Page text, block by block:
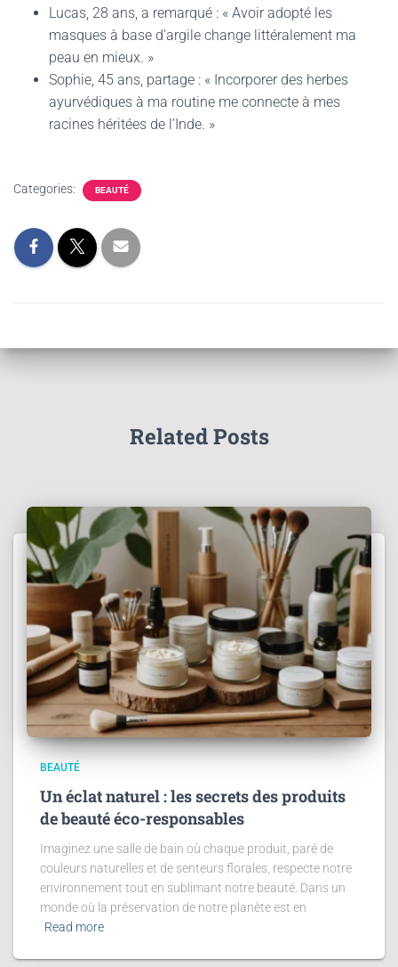
Lucas, 28 ans, a remarqué : « Avoir adopté les
masques à base d’argile change littéralement ma
peau en mieux. »
Sophie, 45 ans, partage : « Incorporer des herbes
ayurvédiques à ma routine me connecte à mes
racines héritées de l’Inde. »
Categories: BEAUTÉ
Related Posts
BEAUTÉ
Un éclat naturel : les secrets des produits
de beauté éco-responsables
Imaginez une salle de bain où chaque produit, paré de
couleurs naturelles et de senteurs florales, respecte notre
environnement tout en sublimant notre beauté. Dans un
monde où la préservation de notre planète est en
Read more